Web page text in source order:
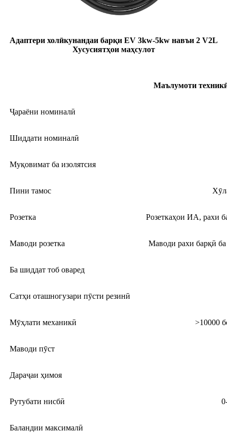
Адаптери холӣкунандаи барқи EV 3kw-5kw навъи 2 V2L
Хусусиятҳои маҳсулот
Маълумоти
Ҷараёни номиналӣ
Шиддати номиналӣ
Муқовимат ба изолятсия
Пини тамос
Розетка Розеткаҳои ИА, рахи
Маводи розетка Маводи рахи барқӣ
Ба шиддат тоб оваред
Сатҳи оташногузари пӯсти резинӣ
Мӯҳлати механикӣ >10000
Маводи пӯст
Дараҷаи ҳимоя
Рутубати нисбӣ
Баландии максималӣ